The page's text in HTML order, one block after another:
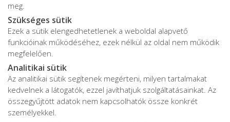
Adatkezelési tájékoztató
Adatvédelmi tájékoztató
Impresszum
Karrier
meg.
Szükséges sütik
Ezek a sütik elengedhetetlenek a weboldal alapvető
funkcióinak működéséhez, ezek nélkül az oldal nem működik
megfelelően.
Analitikai sütik
Az analitikai sütik segítenek megérteni, milyen tartalmakat
kedvelnek a látogatók, ezzel javíthatjuk szolgáltatásainkat. Az
összegyűjtött adatok nem kapcsolhatók össze konkrét
személyekkel.